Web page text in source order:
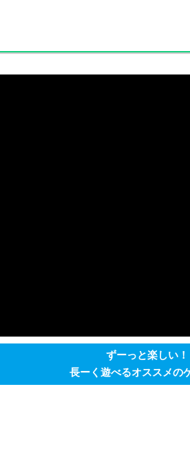
ずーっと楽しい！
長ーく遊べるオススメの